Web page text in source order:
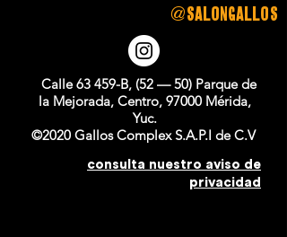
@salongallos
Calle 63 459-B, (52 — 50) Parque de
la Mejorada, Centro, 97000 Mérida,
Yuc.
©2020 Gallos Complex S.A.P.I de C.V
consulta nuestro aviso de
privacidad